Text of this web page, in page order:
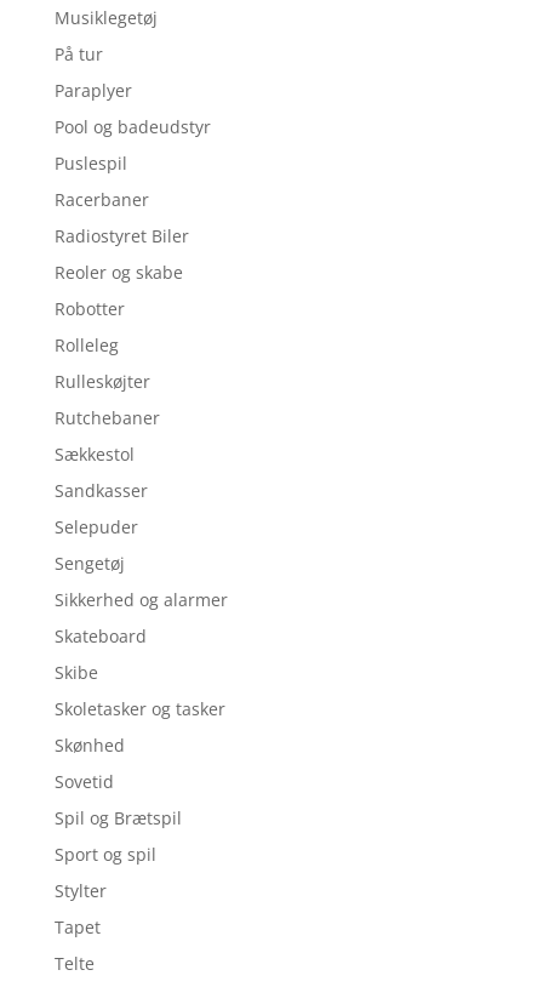
Musiklegetøj
På tur
Paraplyer
Pool og badeudstyr
Puslespil
Racerbaner
Radiostyret Biler
Reoler og skabe
Robotter
Rolleleg
Rulleskøjter
Rutchebaner
Sækkestol
Sandkasser
Selepuder
Sengetøj
Sikkerhed og alarmer
Skateboard
Skibe
Skoletasker og tasker
Skønhed
Sovetid
Spil og Brætspil
Sport og spil
Stylter
Tapet
Telte